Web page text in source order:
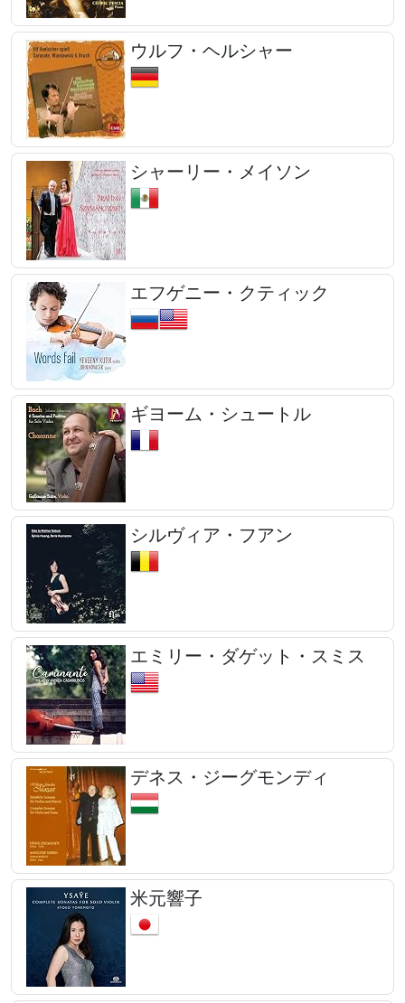
ウルフ・ヘルシャー
シャーリー・メイソン
エフゲニー・クティック
ギヨーム・シュートル
シルヴィア・フアン
エミリー・ダゲット・スミス
デネス・ジーグモンディ
米元響子